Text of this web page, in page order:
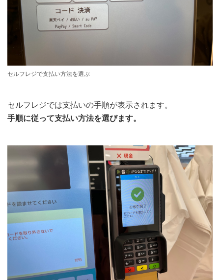
セルフレジで支払い方法を選ぶ
セルフレジでは支払いの手順が表示されます。
手順に従って支払い方法を選びます。